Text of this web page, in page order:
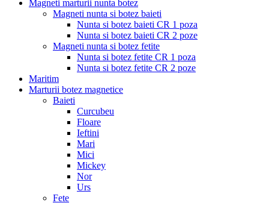
Magneti marturii nunta botez
Magneti nunta si botez baieti
Nunta si botez baieti CR 1 poza
Nunta si botez baieti CR 2 poze
Magneti nunta si botez fetite
Nunta si botez fetite CR 1 poza
Nunta si botez fetite CR 2 poze
Maritim
Marturii botez magnetice
Baieti
Curcubeu
Floare
Ieftini
Mari
Mici
Mickey
Nor
Urs
Fete